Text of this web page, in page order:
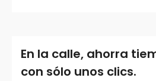
En la calle, ahorra
con sólo unos clics.